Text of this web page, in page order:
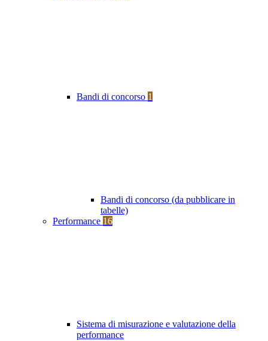
Bandi di concorso 1
Bandi di concorso (da pubblicare in
tabelle)
Performance 16
Sistema di misurazione e valutazione della
performance